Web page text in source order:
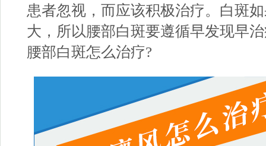
患者忽视，而应该积极治疗。白斑
大，所以腰部白斑要遵循早发现早
腰部白斑怎么治疗?